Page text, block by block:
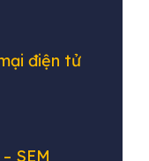
điện tử
SEM